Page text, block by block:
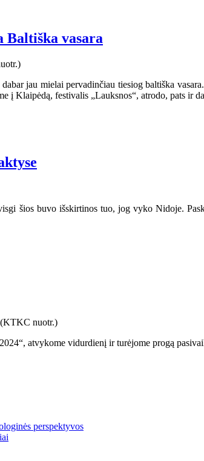
Baltiška vasara
jau mielai pervadinčiau tiesiog baltiška
į Klaipėdą, festivalis „Lauksnos“, atrodo, pats ir
šios buvo išskirtinos tuo, jog vyko Nidoje.
atvykome vidurdienį ir turėjome progą
perspektyvos